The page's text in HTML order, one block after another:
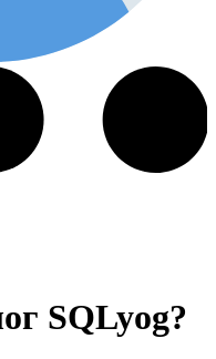
SQLyog?